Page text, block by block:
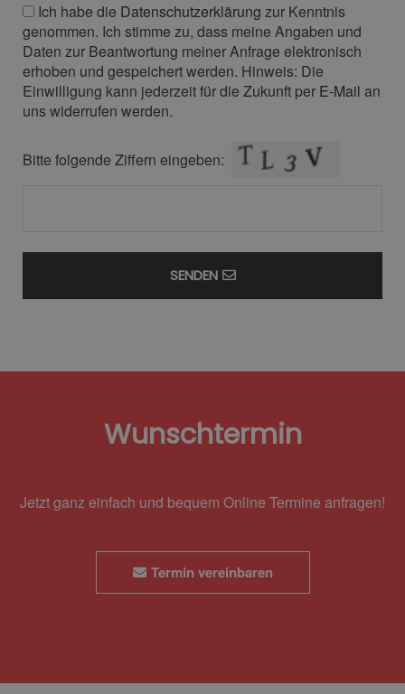
Ich habe die Datenschutzerklärung zur Kenntnis
genommen. Ich stimme zu, dass meine Angaben und
Daten zur Beantwortung meiner Anfrage elektronisch
erhoben und gespeichert werden. Hinweis: Die
Einwilligung kann jederzeit für die Zukunft per E-Mail an
uns widerrufen werden.
Bitte folgende Ziffern eingeben:
SENDEN
Wunschtermin
Jetzt ganz einfach und bequem Online Termine anfragen!
Termin vereinbaren